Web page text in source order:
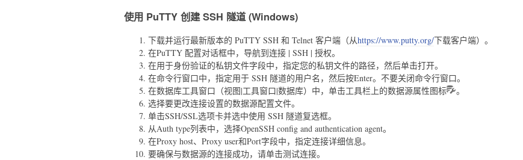
使用 PuTTY 创建 SSH 隧道 (Windows)
下载并运行最新版本的 PuTTY SSH 和 Telnet 客户端（从https://www.putty.org/下载客户端）。
在PuTTY 配置对话框中，导航到连接 | SSH | 授权。
在用于身份验证的私钥文件字段中，指定您的私钥文件的路径，然后单击打开。
在命令行窗口中，指定用于 SSH 隧道的用户名，然后按Enter。不要关闭命令行窗口。
在数据库工具窗口（视图|工具窗口|数据库）中，单击工具栏上的数据源属性图标
。
选择要更改连接设置的数据源配置文件。
单击SSH/SSL选项卡并选中使用 SSH 隧道复选框。
从Auth type列表中，选择OpenSSH config and authentication agent。
在Proxy host、Proxy user和Port字段中，指定连接详细信息。
要确保与数据源的连接成功，请单击测试连接。